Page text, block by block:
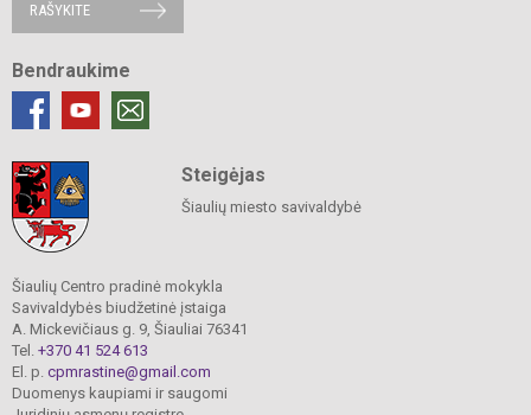
RAŠYKITE
Bendraukime
Steigėjas
Šiaulių miesto savivaldybė
Šiaulių Centro pradinė mokykla
Savivaldybės biudžetinė įstaiga
A. Mickevičiaus g. 9, Šiauliai 76341
Tel. +370 41 524 613
El. p. cpmrastine@gmail.com
Duomenys kaupiami ir saugomi